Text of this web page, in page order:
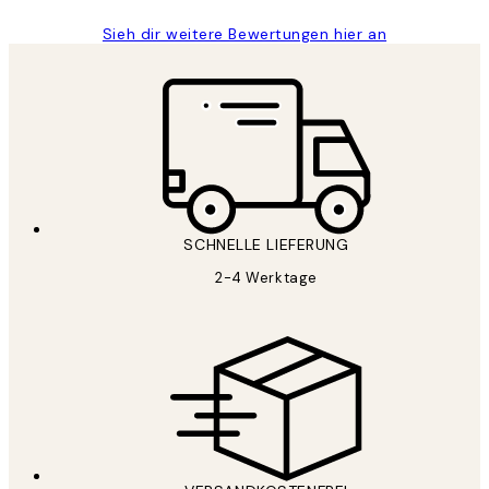
Sieh dir weitere Bewertungen hier an
SCHNELLE LIEFERUNG
2-4 Werktage